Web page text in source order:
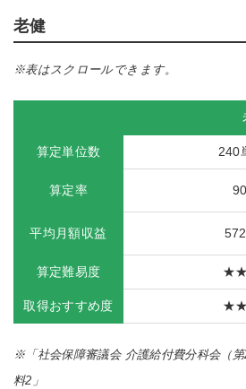
老健
※表はスクロールできます。
算定単位数 240
算定率
平均月額収益
算定難易度
取得おすすめ度
※「社会保障審議会 介護給付費分科会（
料2」